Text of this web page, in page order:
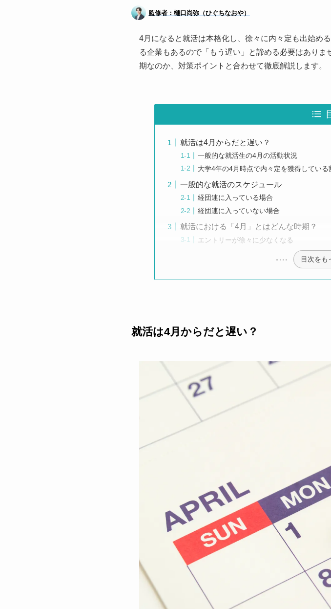
監修者：樋口尚弥（ひぐちなおや）
4月になると就活は本格化し、徐々に内々定も出始め
る企業もあるので「もう遅い」と諦める必要はあり
期なのか、対策ポイントと合わせて徹底解説します。
就活は4月からだと遅い？
一般的な就活生の4月の活動状況
大学4年の4月時点で内々定を獲得している
一般的な就活のスケジュール
経団連に入っている場合
経団連に入っていない場合
就活における「4月」とはどんな時期？
エントリーが徐々に少なくなる
目次をも
就活は4月からだと遅い？